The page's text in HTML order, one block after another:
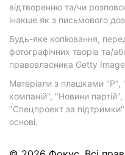
відтворенню та/чи
інакше як з письмового
Будь-яке копіювання,
фотографічних творів та/
правовласника Getty
Матеріали з плашками "Р",
компаній", "Новини партій",
"Спецпроект за
основі.